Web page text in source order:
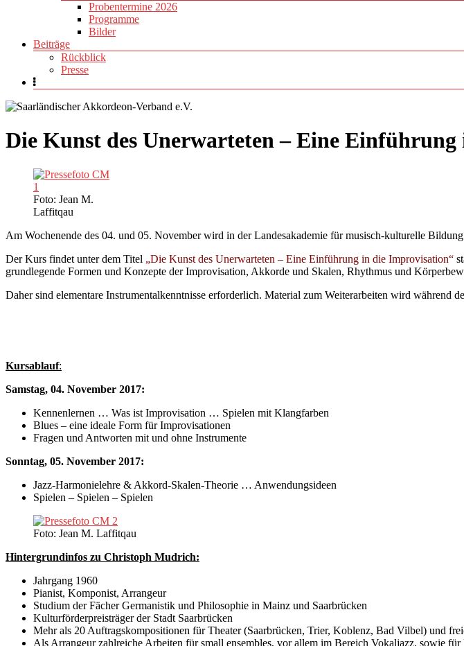
Probentermine 2026
Programme
Bilder
Beiträge
Rückblick
Presse
Die Kunst des Unerwarteten – Eine
Foto: Jean M.
Laffitqau
Am Wochenende des 04. und 05. November wird in der Landesakademie für musisch-kulturelle
Der Kurs findet unter dem Titel „Die Kunst des Unerwarteten – Eine Einführung in die Improvisation“
grundlegende Formen und Konzepte der Improvisation, Akkorde und Skalen, Rhythmus und
Daher sind elementare Instrumentalkenntnisse erforderlich. Material zum Weiterarbeiten wird während
Kursablauf:
Samstag, 04. November 2017:
Kennenlernen … Was ist Improvisation … Spielen mit Klangfarben
Blues – eine ideale Form für Improvisationen
Fragen und Antworten mit und ohne Instrumente
Sonntag, 05. November 2017:
Jazz-Harmonielehre & Akkord-Skalen-Theorie … Anwendungsideen
Spielen – Spielen – Spielen
Foto: Jean M. Laffitqau
Hintergrundinfos zu Christoph Mudrich:
Jahrgang 1960
Pianist, Komponist, Arrangeur
Studium der Fächer Germanistik und Philosophie in Mainz und Saarbrücken
Kulturförderpreisträger der Stadt Saarbrücken
Mehr als 20 Auftragskompositionen für Theater (Saarbrücken, Trier, Koblenz, Bad Vilbel) und
Als Arrangeur zahlreiche Arbeiten für small ensembles, vor allem im Bereich Vokaljazz, sowie